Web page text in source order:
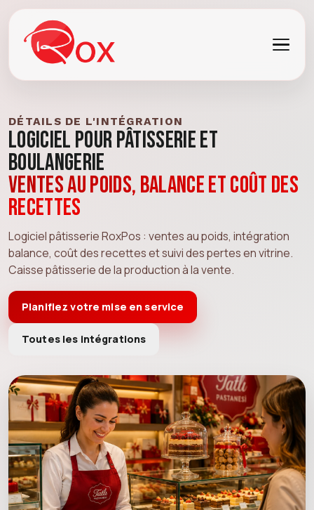
DÉTAILS DE L'INTÉGRATION
Logiciel pour pâtisserie et
boulangerie
Ventes au poids, balance et coût des
recettes
Logiciel pâtisserie RoxPos : ventes au poids, intégration
balance, coût des recettes et suivi des pertes en vitrine.
Caisse pâtisserie de la production à la vente.
Planifiez votre mise en service
Toutes les intégrations